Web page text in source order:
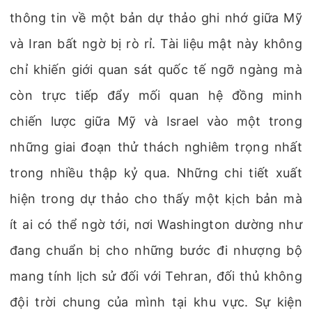
thông tin về một bản dự thảo ghi nhớ giữa Mỹ
và Iran bất ngờ bị rò rỉ. Tài liệu mật này không
chỉ khiến giới quan sát quốc tế ngỡ ngàng mà
còn trực tiếp đẩy mối quan hệ đồng minh
chiến lược giữa Mỹ và Israel vào một trong
những giai đoạn thử thách nghiêm trọng nhất
trong nhiều thập kỷ qua. Những chi tiết xuất
hiện trong dự thảo cho thấy một kịch bản mà
ít ai có thể ngờ tới, nơi Washington dường như
đang chuẩn bị cho những bước đi nhượng bộ
mang tính lịch sử đối với Tehran, đối thủ không
đội trời chung của mình tại khu vực. Sự kiện